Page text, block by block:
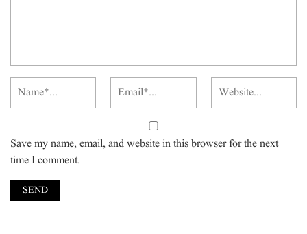
Save my name, email, and website in this browser for the next
time I comment.